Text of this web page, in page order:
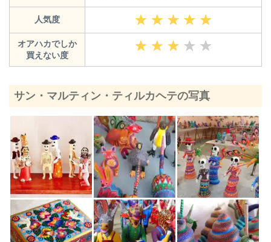
人気度
オアハカでしか
買えない度
サン・マルティン・ティルカヘテの写真